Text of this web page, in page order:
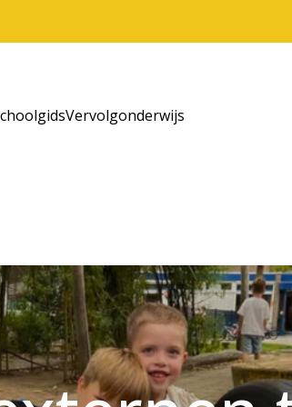
Vervolgonderwijs